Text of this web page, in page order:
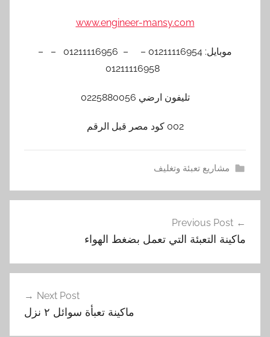
www.engineer-mansy.com
موبايل: 01211116954 – – 01211116956 – –
تليفون ارضي 0225880056
002 كود مصر قبل الرقم​
مشاريع تعبئة وتغليف
ا
ع
ب
المقالات
Previous Post
ماكينة التعبئة التي تعمل بضغط الهواء
Next Post
ماكينة تعبأة سوائل ٢ نزل